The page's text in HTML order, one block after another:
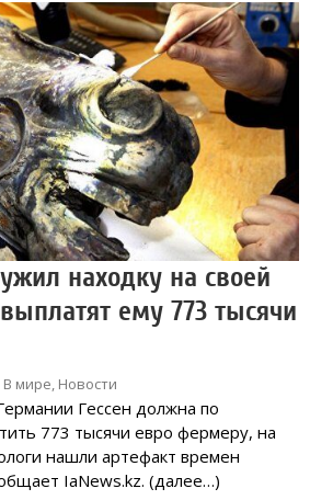
находку на своей
ему 773 тысячи
В мире Новости
Гессен должна по
773 тысячи евро фермеру, на
нашли артефакт времен
IaNews.kz. (далее…)